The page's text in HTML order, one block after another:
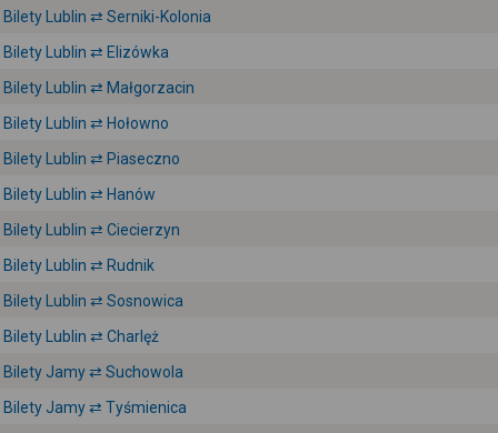
Bilety Lublin ⇄ Serniki-Kolonia
Bilety Lublin ⇄ Elizówka
Bilety Lublin ⇄ Małgorzacin
Bilety Lublin ⇄ Hołowno
Bilety Lublin ⇄ Piaseczno
Bilety Lublin ⇄ Hanów
Bilety Lublin ⇄ Ciecierzyn
Bilety Lublin ⇄ Rudnik
Bilety Lublin ⇄ Sosnowica
Bilety Lublin ⇄ Charlęż
Bilety Jamy ⇄ Suchowola
Bilety Jamy ⇄ Tyśmienica